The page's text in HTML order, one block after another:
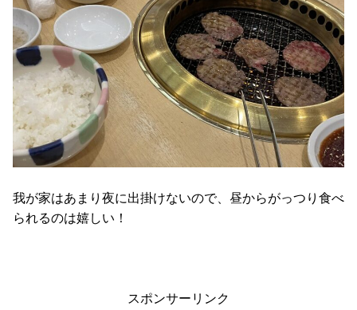
我が家はあまり夜に出掛けないので、昼からがっつり食べ
られるのは嬉しい！
スポンサーリンク